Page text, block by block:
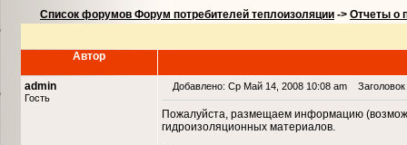
Список форумов Форум потребителей теплоизоляции -> Отчеты о
Автор
admin
Гость
Добавлено: Ср Май 14, 2008 10:08 am
Пожалуйста, размещаем информацию
гидроизоляционных материалов.